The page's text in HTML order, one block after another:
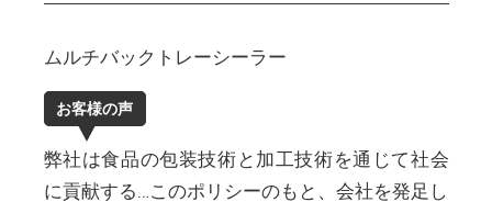
ムルチバックトレーシーラー
お客様の声
弊社は食品の包装技術と加工技術を通じて社会
に貢献する…このポリシーのもと、会社を発足し